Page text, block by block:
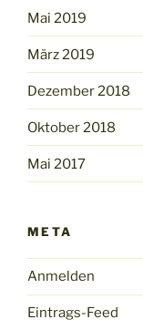
Mai 2019
März 2019
Dezember 2018
Oktober 2018
Mai 2017
META
Anmelden
Eintrags-Feed